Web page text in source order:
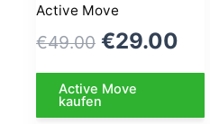
Active Move
€49.00 Le
prix
initial
€29.00
prix
Active Move
kaufen